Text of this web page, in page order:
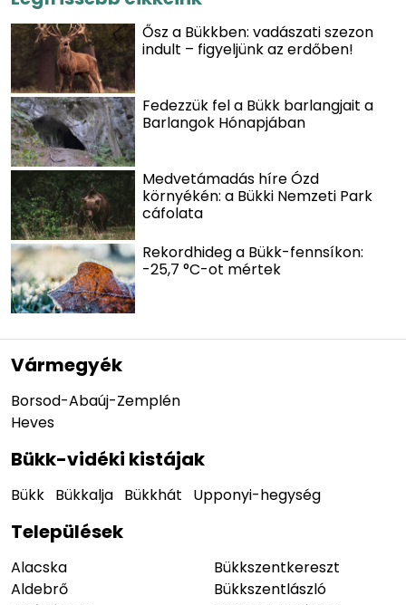
Ősz a Bükkben: vadászati szezon
indult – figyeljünk az erdőben!
Fedezzük fel a Bükk barlangjait a
Barlangok Hónapjában
Medvetámadás híre Ózd
környékén: a Bükki Nemzeti Park
cáfolata
Rekordhideg a Bükk-fennsíkon:
-25,7 °C-ot mértek
Vármegyék
Borsod-Abaúj-Zemplén
Heves
Bükk-vidéki kistájak
Bükk Bükkalja Bükkhát Upponyi-hegység
Települések
Alacska
Aldebrő
Bükkszentkereszt
Bükkszentlászló